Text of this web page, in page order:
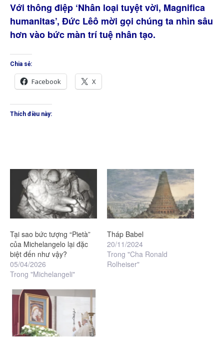
Với thông điệp ‘Nhân loại tuyệt vời, Magnifica
humanitas’, Đức Lêô mời gọi chúng ta nhìn sâu
hơn vào bức màn trí tuệ nhân tạo.
Chia sẻ:
Facebook X
Thích điều này:
Tại sao bức tượng “Pietà”
của Michelangelo lại đặc
biệt đến như vậy?
05/04/2026
Trong "Michelangeli"
Tháp Babel
20/11/2024
Trong "Cha Ronald
Rolheiser"